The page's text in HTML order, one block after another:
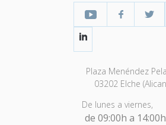
YouTube
Plaza Menéndez
03202 Elche
De lunes a
de 09:00h a